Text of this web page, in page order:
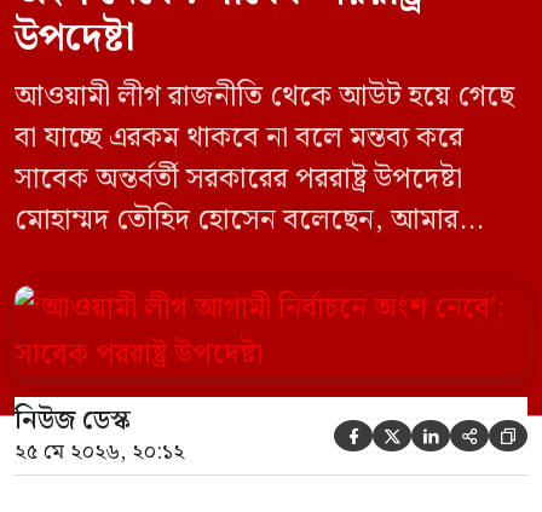
উপদেষ্টা
আওয়ামী লীগ রাজনীতি থেকে আউট হয়ে গেছে
বা যাচ্ছে এরকম থাকবে না বলে মন্তব্য করে
সাবেক অন্তর্বর্তী সরকারের পররাষ্ট্র উপদেষ্টা
মোহাম্মদ তৌহিদ হোসেন বলেছেন, আমার
নির্বাচনে অংশ নেবে। সম্প্রতি দেশের একটি
বেসরকারি টেলিভিশনে দেয়া সাক্ষাৎকারে তিনি
এসব কথা বলেন। আওয়ামী লীগ সরকারের সময়
হওয়া অত্যাচার-নিপীড়ন মানুষ ভুলে যাবে এমন
[…]
নিউজ ডেস্ক
২৫ মে ২০২৬, ২০:১২     